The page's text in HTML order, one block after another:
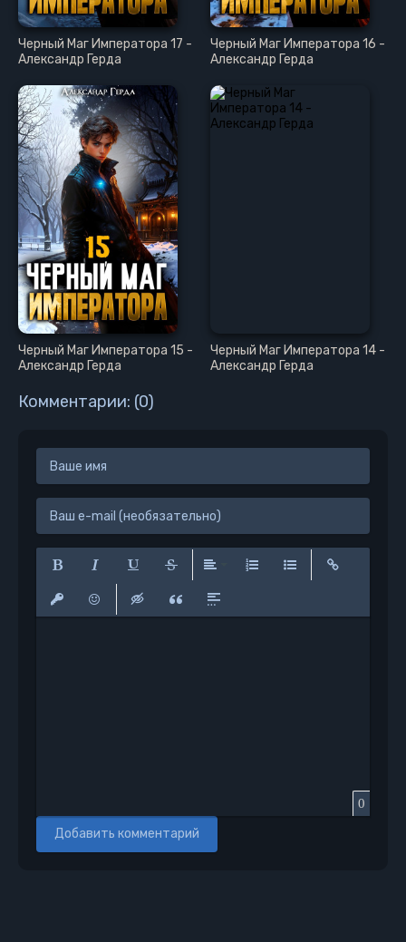
Черный Маг Императора 17 -
Александр Герда
Черный Маг Императора 16 -
Александр Герда
Черный Маг Императора 15 -
Александр Герда
Черный Маг Императора 14 -
Александр Герда
Комментарии: (0)
Полужирный
Курсив Подчеркнутый
0
Добавить комментарий